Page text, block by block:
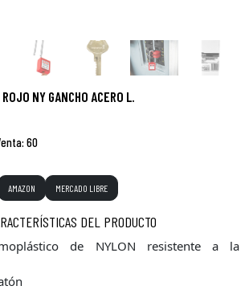
NY GANCHO ACERO L.
60
AMAZON MERCADO LIBRE
DEL PRODUCTO
de NYLON resistente a la